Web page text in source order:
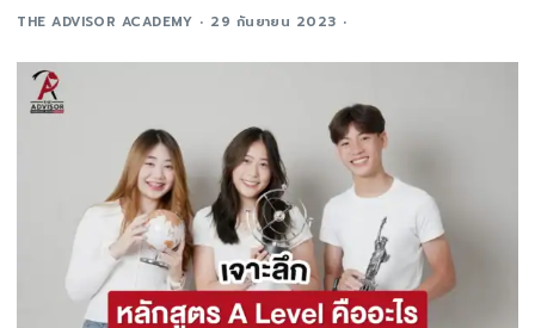
THE ADVISOR ACADEMY 29 กันยายน 2023